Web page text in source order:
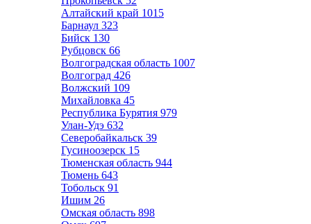
Алтайский край 1015
Барнаул 323
Бийск 130
Рубцовск 66
Волгоградская область 1007
Волгоград 426
Волжский 109
Михайловка 45
Республика Бурятия 979
Улан-Удэ 632
Северобайкальск 39
Гусиноозерск 15
Тюменская область 944
Тюмень 643
Тобольск 91
Ишим 26
Омская область 898